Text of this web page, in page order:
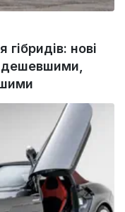
нові
дешевшими,